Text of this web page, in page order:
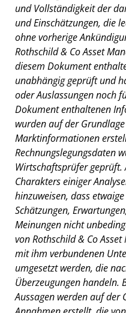
und Vollständigkeit der
und Einschätzungen, die
ohne vorherige
Rothschild & Co Asset
diesem Dokument
unabhängig geprüft und
oder Auslassungen noch
Dokument enthaltenen
wurden auf der
Marktinformationen
Rechnungslegungsdaten
Wirtschaftsprüfer geprüft.
Charakters einiger
hinzuweisen, dass
Schätzungen,
Meinungen nicht
von Rothschild & Co
mit ihm verbundenen
umgesetzt werden, die
Überzeugungen handeln.
Aussagen werden auf der